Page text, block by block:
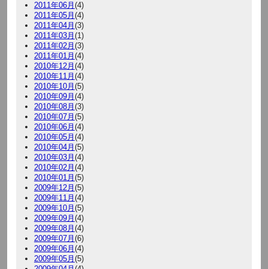
2011年06月 (4)
2011年05月 (4)
2011年04月 (3)
2011年03月 (1)
2011年02月 (3)
2011年01月 (4)
2010年12月 (4)
2010年11月 (4)
2010年10月 (5)
2010年09月 (4)
2010年08月 (3)
2010年07月 (5)
2010年06月 (4)
2010年05月 (4)
2010年04月 (5)
2010年03月 (4)
2010年02月 (4)
2010年01月 (5)
2009年12月 (5)
2009年11月 (4)
2009年10月 (5)
2009年09月 (4)
2009年08月 (4)
2009年07月 (6)
2009年06月 (4)
2009年05月 (5)